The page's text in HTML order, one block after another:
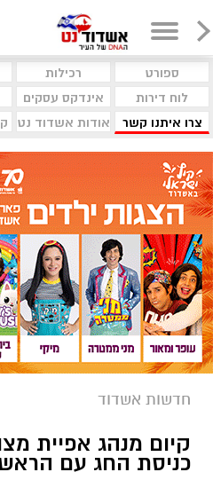
ספורט רכילות
לוח דירות
אינדקס עסקים
צרו איתנו קשר
אודות אשדוד נט
חדשות אשדוד
קיום מנהג אפיית
כניסת החג עם